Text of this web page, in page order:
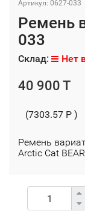
Артикул: 0627-033
Ремень
033
Склад: Нет
40 900 T
(7303.57 P )
Ремень
Arctic Cat